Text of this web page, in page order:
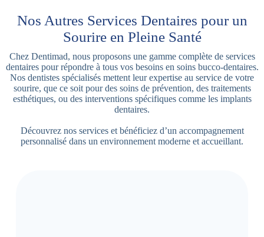
Nos Autres Services Dentaires pour un
Sourire en Pleine Santé
Chez Dentimad, nous proposons une gamme complète de services
dentaires pour répondre à tous vos besoins en soins bucco-dentaires.
Nos dentistes spécialisés mettent leur expertise au service de votre
sourire, que ce soit pour des soins de prévention, des traitements
esthétiques, ou des interventions spécifiques comme les implants
dentaires.
Découvrez nos services et bénéficiez d’un accompagnement
personnalisé dans un environnement moderne et accueillant.